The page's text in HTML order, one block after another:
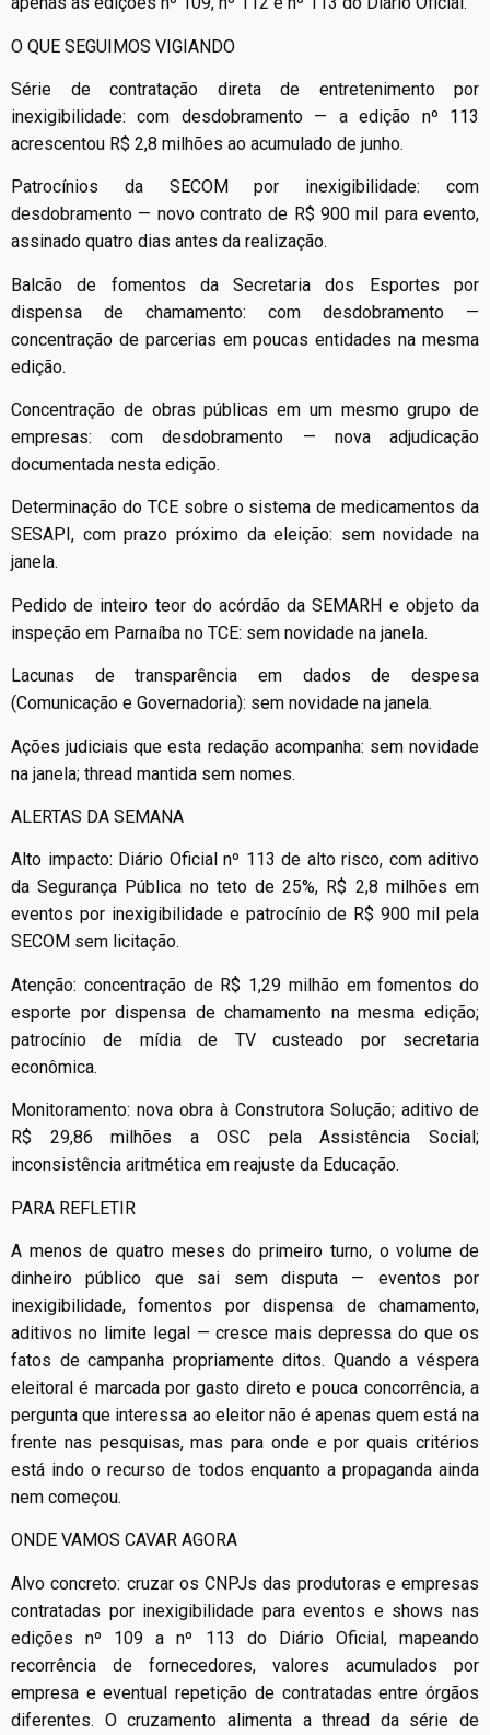
O QUE SEGUIMOS VIGIANDO
Série de contratação direta de entretenimento por
inexigibilidade: com desdobramento — a edição nº 113
acrescentou R$ 2,8 milhões ao acumulado de junho.
Patrocínios da SECOM por inexigibilidade: com
desdobramento — novo contrato de R$ 900 mil para evento,
assinado quatro dias antes da realização.
Balcão de fomentos da Secretaria dos Esportes por
dispensa de chamamento: com desdobramento —
concentração de parcerias em poucas entidades na mesma
edição.
Concentração de obras públicas em um mesmo grupo de
empresas: com desdobramento — nova adjudicação
documentada nesta edição.
Determinação do TCE sobre o sistema de medicamentos da
SESAPI, com prazo próximo da eleição: sem novidade na
janela.
Pedido de inteiro teor do acórdão da SEMARH e objeto da
inspeção em Parnaíba no TCE: sem novidade na janela.
Lacunas de transparência em dados de despesa
(Comunicação e Governadoria): sem novidade na janela.
Ações judiciais que esta redação acompanha: sem novidade
na janela; thread mantida sem nomes.
ALERTAS DA SEMANA
Alto impacto: Diário Oficial nº 113 de alto risco, com aditivo
da Segurança Pública no teto de 25%, R$ 2,8 milhões em
eventos por inexigibilidade e patrocínio de R$ 900 mil pela
SECOM sem licitação.
Atenção: concentração de R$ 1,29 milhão em fomentos do
esporte por dispensa de chamamento na mesma edição;
patrocínio de mídia de TV custeado por secretaria
econômica.
Monitoramento: nova obra à Construtora Solução; aditivo de
R$ 29,86 milhões a OSC pela Assistência Social;
inconsistência aritmética em reajuste da Educação.
PARA REFLETIR
A menos de quatro meses do primeiro turno, o volume de
dinheiro público que sai sem disputa — eventos por
inexigibilidade, fomentos por dispensa de chamamento,
aditivos no limite legal — cresce mais depressa do que os
fatos de campanha propriamente ditos. Quando a véspera
eleitoral é marcada por gasto direto e pouca concorrência, a
pergunta que interessa ao eleitor não é apenas quem está na
frente nas pesquisas, mas para onde e por quais critérios
está indo o recurso de todos enquanto a propaganda ainda
nem começou.
ONDE VAMOS CAVAR AGORA
Alvo concreto: cruzar os CNPJs das produtoras e empresas
contratadas por inexigibilidade para eventos e shows nas
edições nº 109 a nº 113 do Diário Oficial, mapeando
recorrência de fornecedores, valores acumulados por
empresa e eventual repetição de contratadas entre órgãos
diferentes. O cruzamento alimenta a thread da série de